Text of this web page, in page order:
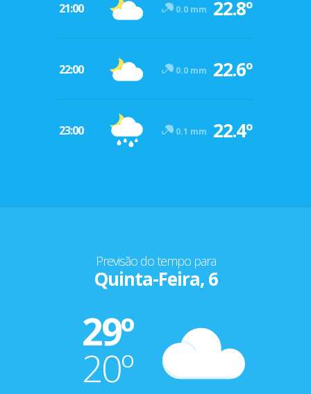
21:00 0.0 mm 22.8º
22:00 0.0 mm 22.6º
23:00 0.1 mm 22.4º
Previsão do tempo para
Quinta-Feira, 6
29º
20º